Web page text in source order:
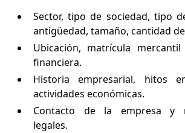
Sector, tipo de sociedad, tipo
antigüedad, tamaño, cantidad
Ubicación, matrícula
financiera.
Historia empresarial, hitos
actividades económicas.
Contacto de la empresa y
legales.